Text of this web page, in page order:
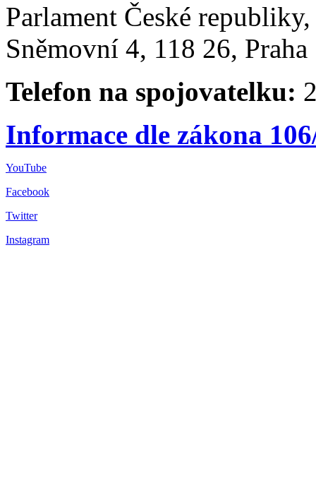
Parlament České
Sněmovní 4, 118 26,
Telefon na spojovatelku:
Informace dle zákona
YouTube
Facebook
Twitter
Instagram